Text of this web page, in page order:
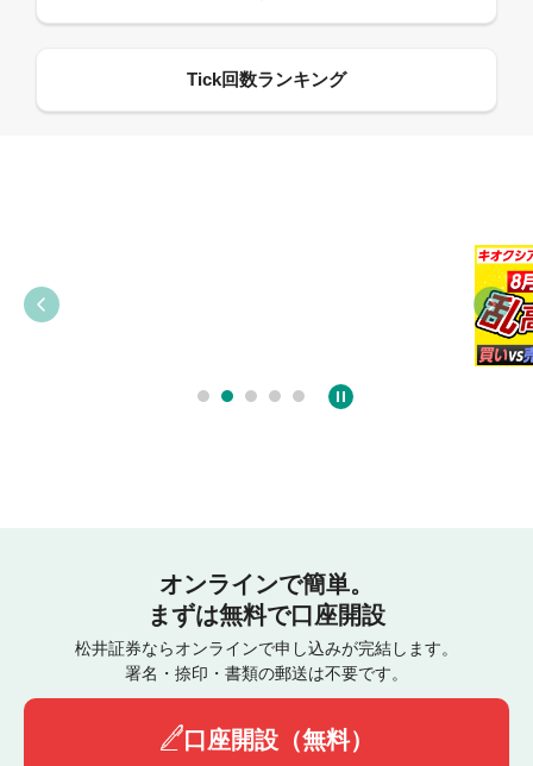
オンラインで簡単。
まずは無料で口座開設
松井証券ならオンラインで申し込みが完結します。
署名・捺印・書類の郵送は不要です。
口座開設（無料）